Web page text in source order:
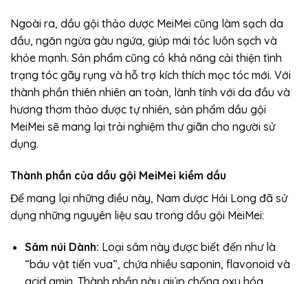
Ngoài ra, dầu gội thảo dược MeiMei cũng làm sạch da
đầu, ngăn ngừa gàu ngứa, giúp mái tóc luôn sạch và
khỏe mạnh. Sản phẩm cũng có khả năng cải thiện tình
trạng tóc gãy rụng và hỗ trợ kích thích mọc tóc mới. Với
thành phần thiên nhiên an toàn, lành tính với da đầu và
hương thơm thảo dược tự nhiên, sản phẩm dầu gội
MeiMei sẽ mang lại trải nghiệm thư giãn cho người sử
dụng.
Thành phần của dầu gội MeiMei kiềm dầu
Để mang lại những điều này, Nam dược Hải Long đã sử
dụng những nguyên liệu sau trong dầu gội MeiMei:
Sâm núi Dành: Loại sâm này được biết đến như là
“báu vật tiến vua”, chứa nhiều saponin, flavonoid và
acid amin. Thành phần này giúp chống oxy hóa,